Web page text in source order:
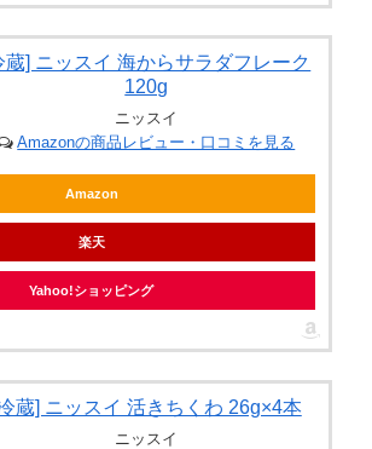
蔵] ニッスイ 海からサラダフレーク
120g
ニッスイ
Amazonの商品レビュー・口コミを見る
Amazon
楽天
Yahoo!ショッピング
蔵] ニッスイ 活きちくわ 26g×4本
ニッスイ